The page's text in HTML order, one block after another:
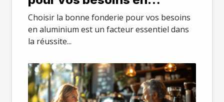
aluminium
Choisir la bonne fonderie pour vos besoins
en aluminium est un facteur essentiel dans
la réussite...